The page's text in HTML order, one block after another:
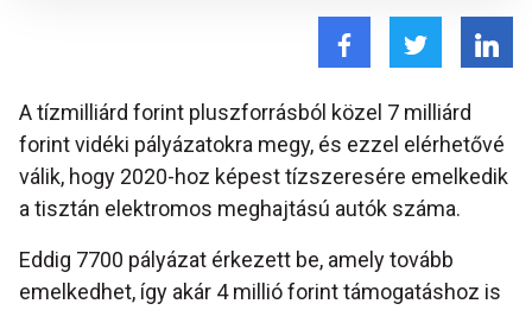
A tízmilliárd forint pluszforrásból közel 7 milliárd
forint vidéki pályázatokra megy, és ezzel elérhetővé
válik, hogy 2020-hoz képest tízszeresére emelkedik
a tisztán elektromos meghajtású autók száma.
Eddig 7700 pályázat érkezett be, amely tovább
emelkedhet, így akár 4 millió forint támogatáshoz is